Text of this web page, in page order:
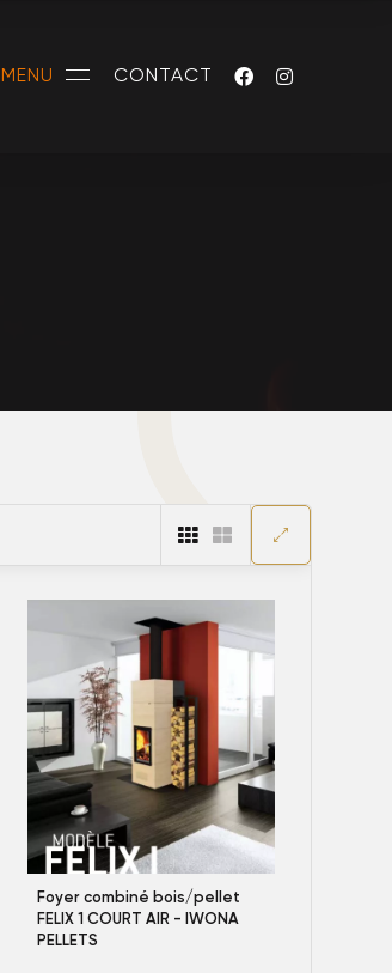
MENU CONTACT
Foyer combiné bois/pellet
FELIX 1 COURT AIR - IWONA
PELLETS